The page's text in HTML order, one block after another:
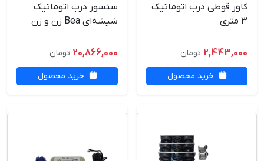
کاور قوطی درب اتوماتیک
3 متری
2,443,000 تومان
خرید محصول
سنسور درب اتوماتیک
شیشه‌ای Bea زن و زن
اتوماتیک
20,866,000 تومان
خرید محصول